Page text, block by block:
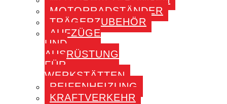
MOTORRADSTÄNDER
TRÄGERZUBEHÖR
AUFZÜGE
UND
AUSRÜSTUNG
FÜR
WERKSTÄTTEN
REIFENHEIZUNG
KRAFTVERKEHR